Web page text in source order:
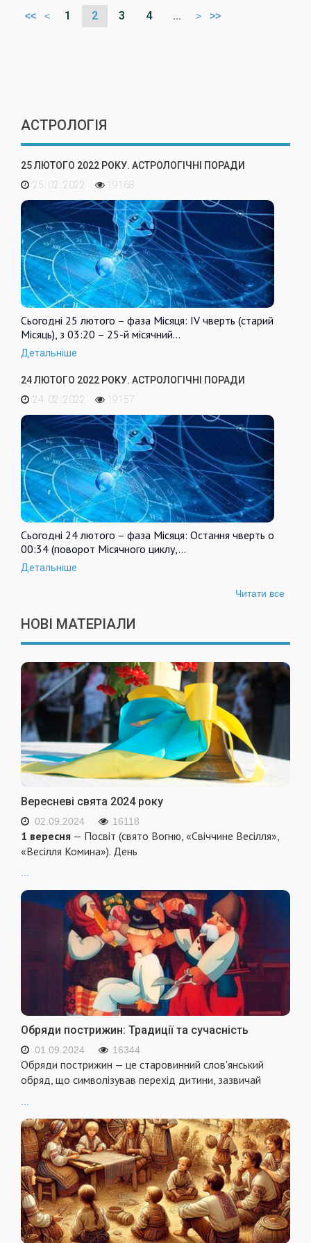
<< < 1 2 3 4 ... > >>
АСТРОЛОГІЯ
25 ЛЮТОГО 2022 РОКУ. АСТРОЛОГІЧНІ ПОРАДИ
25. 02. 2022
19168
Сьогодні 25 лютого – фаза Місяця: IV чверть (старий
Місяць), з 03:20 – 25-й місячний…
Детальніше
24 ЛЮТОГО 2022 РОКУ. АСТРОЛОГІЧНІ ПОРАДИ
24. 02. 2022
19157
Сьогодні 24 лютого – фаза Місяця: Остання чверть о
00:34 (поворот Місячного циклу,…
Детальніше
Читати все
НОВІ МАТЕРІАЛИ
Вересневі свята 2024 року
02.09.2024 16118
1 вересня — Посвіт (свято Вогню, «Свіччине Весілля»,
«Весілля Комина»). День
...
Обряди пострижин: Традиції та сучасність
01.09.2024 16344
Обряди пострижин — це старовинний слов'янський
обряд, що символізував перехід дитини, зазвичай